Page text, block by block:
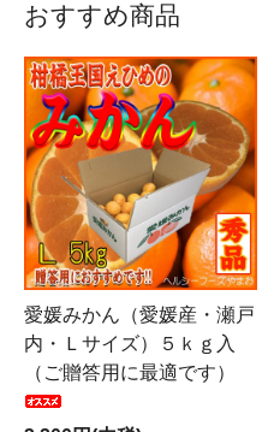
おすすめ商品
愛媛みかん（愛媛産・瀬戸
内・Ｌサイズ）５ｋｇ入
（ご贈答用に最適です）